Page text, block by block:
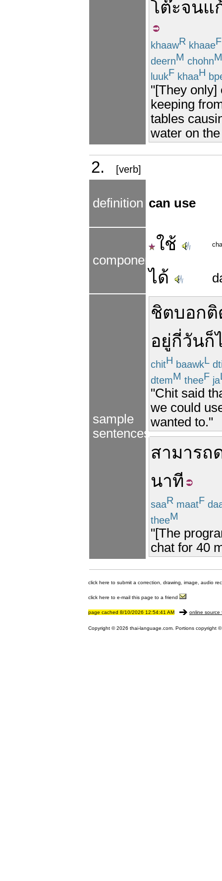
โต๊ะจนแ
khaawR khaaeF
deernM chohnM
luukF khaaH
"[They only]
keeping
tables
water on
2. [verb]
definition can use
components
ใช้
ได้
sample
sentences
ชิตบอกติ
อยู่กี่วันก็
chitH baawkL
dtemM theeF ja
"Chit said
we could
wanted to."
สามารถ
นาที
saaR maatF
theeM
"[The
chat for 40
click here to submit a correction, drawing, image, audio
click here to e-mail this page to a friend
page cached 8/10/2026 12:54:41 AM online source
Copyright © 2026 thai-language.com. Portions copyright